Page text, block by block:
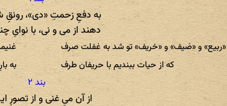
به دفعِ زحمتِ «دی»، رونقِ
دهند از می و نی، با نوایِ
«ربیع» و «صَیف» و «خریف» تو شد به غفلت صرف
که از حیات ببندیم با حریفان طرف
به
از آن میِ غنی و از تصورِ